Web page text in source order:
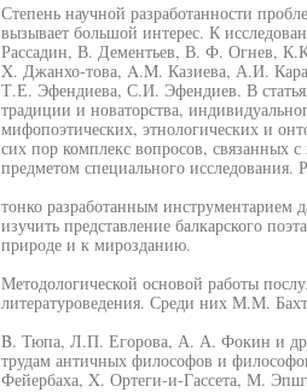
Степень научной разработанности
вызывает большой интерес. К
Рассадин, В. Дементьев, В. Ф. Огнев,
X. Джанхо-това, A.M. Казиева, А.И.
Т.Е. Эфендиева, С.И. Эфендиев. В
традиции и новаторства,
мифопоэтических, этнологических и
сих пор комплекс вопросов, связанных
предметом специального исследования.
тонко разработанным инструментарием
изучить представление балкарского
природе и к мирозданию.
Методологической основой работы
литературоведения. Среди них М.М.
B. Тюпа, Л.П. Егорова, А. А. Фокин и
трудам античных философов и
Фейербаха, X. Ортеги-и-Гассета, М.